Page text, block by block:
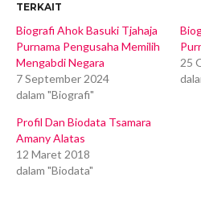
TERKAIT
Biografi Ahok Basuki Tjahaja
Purnama Pengusaha Memilih
Mengabdi Negara
7 September 2024
dalam "Biografi"
25
Profil Dan Biodata Tsamara
Amany Alatas
12 Maret 2018
dalam "Biodata"